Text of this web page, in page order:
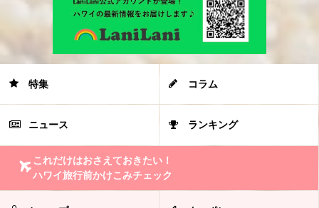
特集 コラム
ニュース ランキング
これだけはおさえておきたい！
ハワイ旅行前かけこみチェック